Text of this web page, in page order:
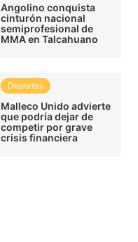
Angolino conquista
cinturón nacional
semiprofesional de
MMA en Talcahuano
Deportes
Malleco Unido advierte
que podría dejar de
competir por grave
crisis financiera